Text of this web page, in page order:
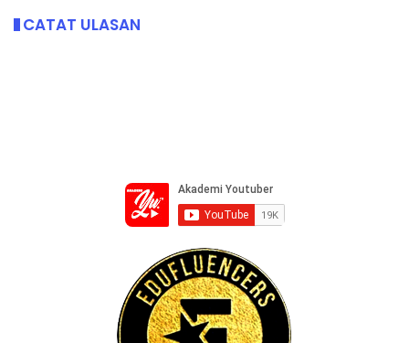
CATAT ULASAN